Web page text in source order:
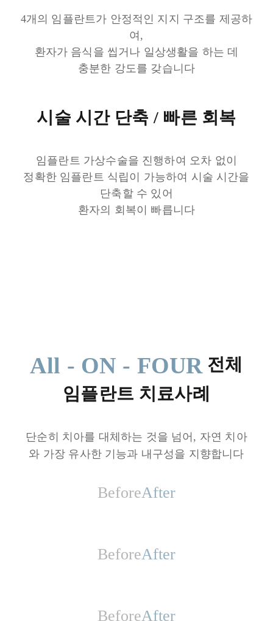
4개의 임플란트가 안정적인 지지 구조를 제공하
여,
환자가 음식을 씹거나 일상생활을 하는 데
충분한 강도를 갖습니다
시술 시간 단축 / 빠른 회복
임플란트 가상수술을 진행하여 오차 없이
정확한 임플란트 식립이 가능하여 시술 시간을
단축할 수 있어
환자의 회복이 빠릅니다
All - ON - FOUR 전체
임플란트 치료사례
단순히 치아를 대체하는 것을 넘어, 자연 치아
와 가장 유사한 기능과 내구성을 지향합니다